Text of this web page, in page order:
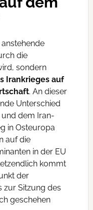
die
sondern
Irankrieges auf
. An dieser
Unterschied
dem Iran-
in Osteuropa
auf die
in der EU
kommt
der
zur Sitzung des
geschehen